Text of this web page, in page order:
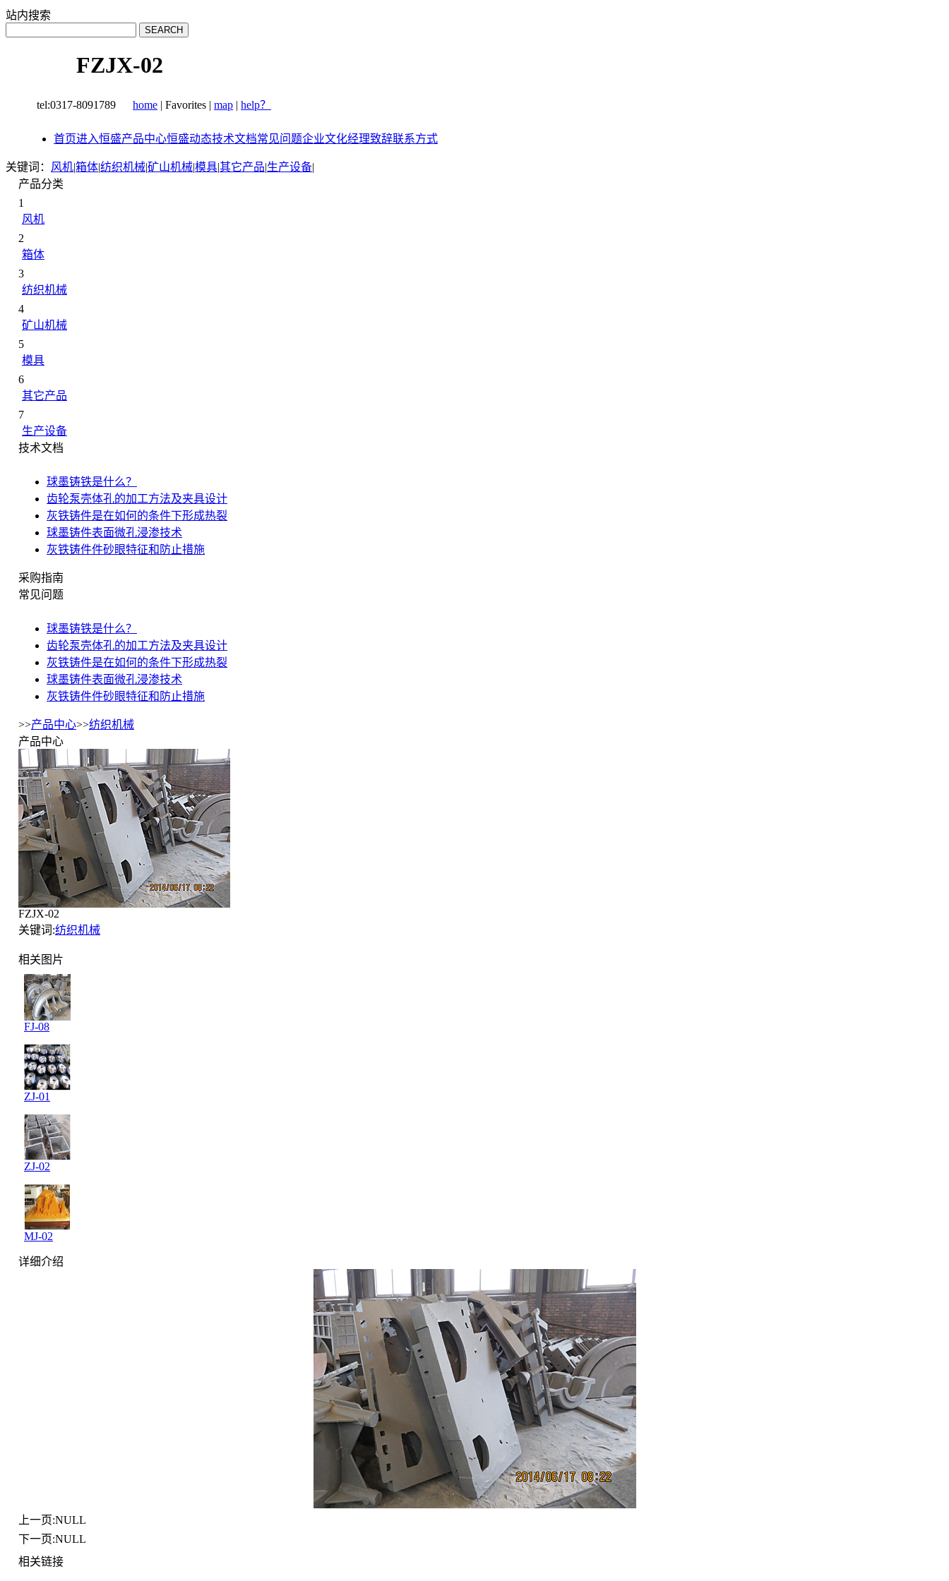
站内搜索
FZJX-02
tel:0317-8091789 home | Favorites | map | help？
首页进入恒盛产品中心恒盛动态技术文档常见问题企业文化经理致辞联系方式
关键词： 风机|箱体|纺织机械|矿山机械|模具|其它产品|生产设备|
产品分类
1
风机
2
箱体
3
纺织机械
4
矿山机械
5
模具
6
其它产品
7
生产设备
技术文档
球墨铸铁是什么？
齿轮泵壳体孔的加工方法及夹具设计
灰铁铸件是在如何的条件下形成热裂
球墨铸件表面微孔浸渗技术
灰铁铸件件砂眼特征和防止措施
采购指南
常见问题
球墨铸铁是什么？
齿轮泵壳体孔的加工方法及夹具设计
灰铁铸件是在如何的条件下形成热裂
球墨铸件表面微孔浸渗技术
灰铁铸件件砂眼特征和防止措施
>>产品中心>>纺织机械
产品中心
FZJX-02
关键词:纺织机械
相关图片
FJ-08
ZJ-01
ZJ-02
MJ-02
详细介绍
上一页:NULL
下一页:NULL
相关链接